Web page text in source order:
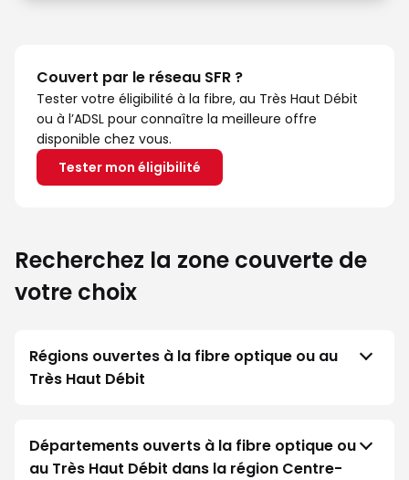
Couvert par le réseau SFR ?
Tester votre éligibilité à la fibre, au Très Haut Débit
ou à l’ADSL pour connaître la meilleure offre
disponible chez vous.
Tester mon éligibilité
Recherchez la zone couverte de
votre choix
Régions ouvertes à la fibre optique ou au
Très Haut Débit
Départements ouverts à la fibre optique ou
au Très Haut Débit dans la région Centre-